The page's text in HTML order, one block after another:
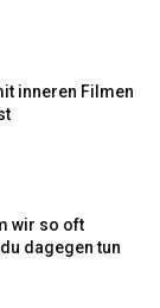
inneren Filmen
wir so oft
dagegen tun